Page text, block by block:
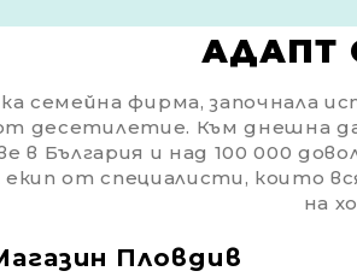
АДАПТ
семейна фирма, започнала
десетилетие. Към днешна
в България и над 100 000
екип от специалисти, които
на
Пловдив